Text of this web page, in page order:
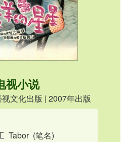
视小说
文化出版 | 2007年出版
Tabor (笔名)